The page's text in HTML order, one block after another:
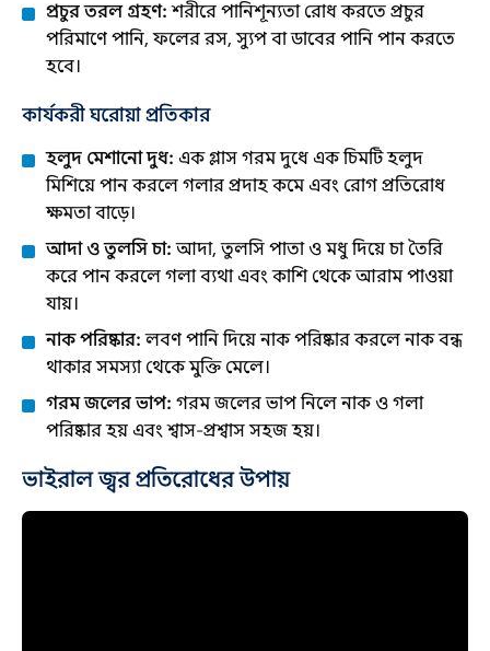
প্রচুর তরল গ্রহণ: শরীরে পানিশূন্যতা রোধ করতে প্রচুর
পরিমাণে পানি, ফলের রস, স্যুপ বা ডাবের পানি পান করতে
হবে।
কার্যকরী ঘরোয়া প্রতিকার
হলুদ মেশানো দুধ: এক গ্লাস গরম দুধে এক চিমটি হলুদ
মিশিয়ে পান করলে গলার প্রদাহ কমে এবং রোগ প্রতিরোধ
ক্ষমতা বাড়ে।
আদা ও তুলসি চা: আদা, তুলসি পাতা ও মধু দিয়ে চা তৈরি
করে পান করলে গলা ব্যথা এবং কাশি থেকে আরাম পাওয়া
যায়।
নাক পরিষ্কার: লবণ পানি দিয়ে নাক পরিষ্কার করলে নাক বন্ধ
থাকার সমস্যা থেকে মুক্তি মেলে।
গরম জলের ভাপ: গরম জলের ভাপ নিলে নাক ও গলা
পরিষ্কার হয় এবং শ্বাস-প্রশ্বাস সহজ হয়।
ভাইরাল জ্বর প্রতিরোধের উপায়